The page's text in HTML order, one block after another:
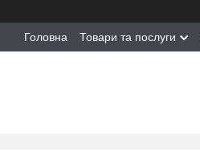
Головна Товари та послуги